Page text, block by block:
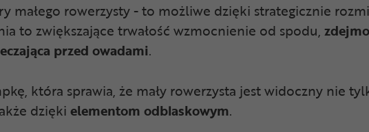
małego rowerzysty - to możliwe dzięki strategicznie
to zwiększające trwałość wzmocnienie od spodu,
przed owadami.
która sprawia, że mały rowerzysta jest widoczny nie
dzięki elementom odblaskowym.